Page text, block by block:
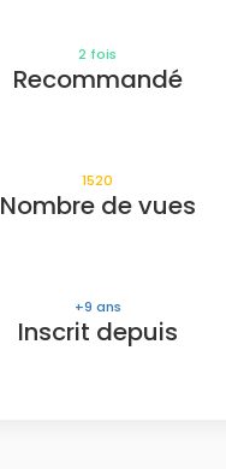
2 fois
Recommandé
1520
Nombre de vues
9 ans
Inscrit depuis